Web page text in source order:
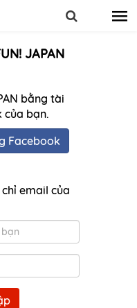
JAPAN
bằng tài
của bạn.
Facebook
email của